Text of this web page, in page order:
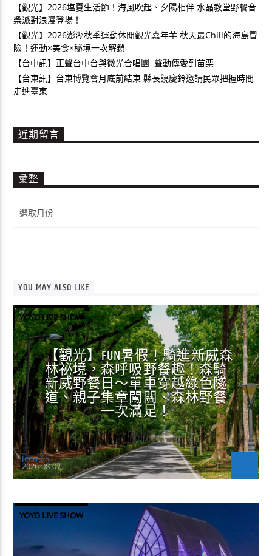
【觀光】2026塩夏生活節！海風吹起、夕陽相伴 水晶教堂野餐音
樂派對浪漫登場！
【觀光】2026澎湖秋季運動休閒觀光嘉年華 秋天最Chill的海島冒
險！運動×美食×秘境一次解鎖
【台中訊】正聲台中台與微光合唱團 聲動傳愛到苗栗
【台東訊】台東博覽會月底前結束 縣長饒慶鈴邀請民眾把握時間
走進臺東
近期留言
彙整
整
YOU MAY ALSO LIKE
YOYO LIVE SHOW
【觀光】FUN暑假！騎進新威森
林祕境，森呼吸野餐趣！森騎
新威野餐日～單車穿越綠色隧
道、親子集章闖關、森林野餐
一次滿足！
Jean-CS
2026-08-07
YOYO LIVE SHOW